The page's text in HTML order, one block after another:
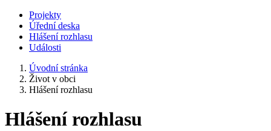
Projekty
Úřední deska
Hlášení rozhlasu
Události
Úvodní stránka
Život v obci
Hlášení rozhlasu
Hlášení rozhlasu